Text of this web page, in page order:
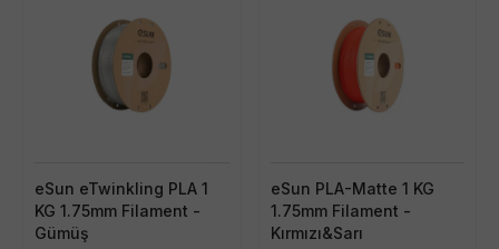
eSun eTwinkling PLA 1
KG 1.75mm Filament -
Gümüş
eSun PLA-Matte 1 KG
1.75mm Filament -
Kırmızı&Sarı